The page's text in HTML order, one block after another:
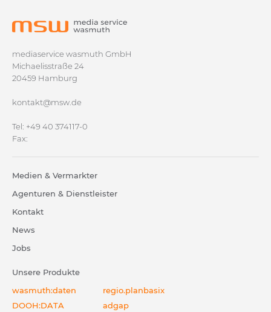
mediaservice wasmuth GmbH
Michaelisstraße 24
20459 Hamburg
kontakt@msw.de
Tel: +49 40 374117-0
Fax:
Medien & Vermarkter
Agenturen & Dienstleister
Kontakt
News
Jobs
Unsere Produkte
wasmuth:daten
DOOH:DATA
regio.planbasix
adgap